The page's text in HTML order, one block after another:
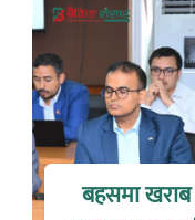
बहसमा खराब